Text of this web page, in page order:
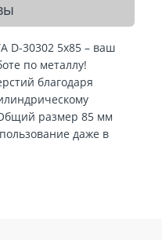
D-30302 5х85 – ваш
по металлу!
благодаря
размер 85 мм
даже в